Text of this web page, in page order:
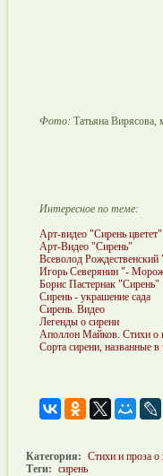
Фото: Татьяна Вирясова,
Интересное по теме:
Арт-видео "Сирень цветет"
Арт-Видео "Сирень"
Всеволод Рождественский
Игорь Северянин "-
Борис Пастернак "Сирень"
Сирень - украшение сада
Сирень. Видео
Легенды о сирени
Аполлон Майков. Стихи о
Сорта сирени, названные
Категория: Стихи и проза о
Теги: сирень